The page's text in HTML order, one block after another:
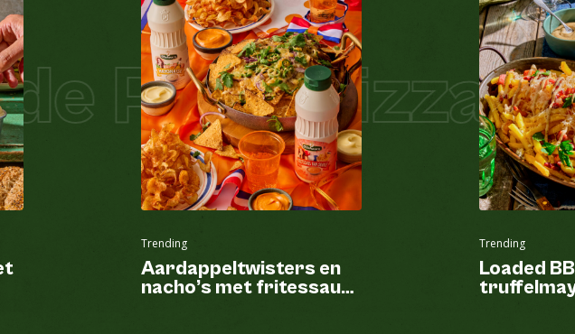
PizzaPizza
Trending
Aardappeltwisters en
nacho’s met fritessaus
Trending
Loaded